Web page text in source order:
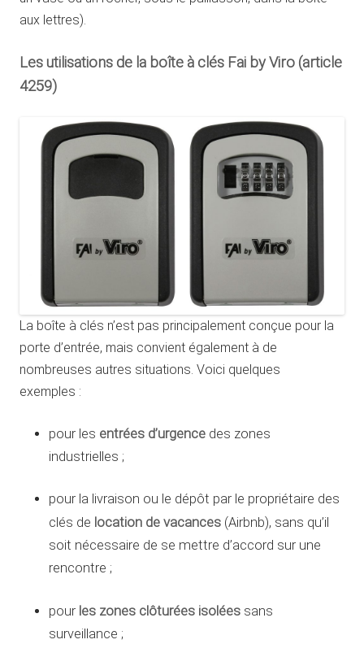
aux lettres).
Les utilisations de la boîte à clés Fai by Viro (article
4259)
La boîte à clés n’est pas principalement conçue pour la
porte d’entrée, mais convient également à de
nombreuses autres situations. Voici quelques
exemples :
pour les entrées d’urgence des zones
industrielles ;
pour la livraison ou le dépôt par le propriétaire des
clés de location de vacances (Airbnb), sans qu’il
soit nécessaire de se mettre d’accord sur une
rencontre ;
pour les zones clôturées isolées sans
surveillance ;